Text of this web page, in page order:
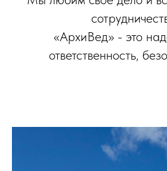
«АрхиВед» - это
ответственность,